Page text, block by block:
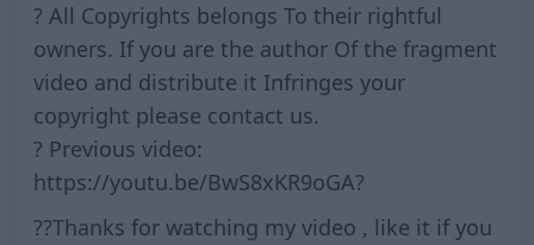
? All Copyrights belongs To their rightful
owners. If you are the author Of the fragment
video and distribute it Infringes your
copyright please contact us.
? Previous video:
https://youtu.be/BwS8xKR9oGA?
??Thanks for watching my video , like it if you